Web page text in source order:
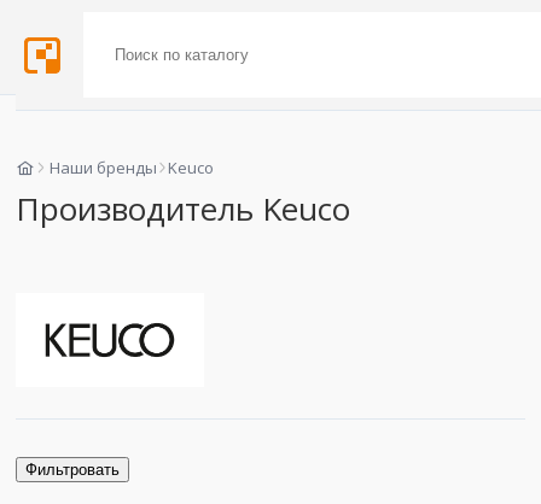
Наши бренды Keuco
Производитель Keuco
Фильтровать